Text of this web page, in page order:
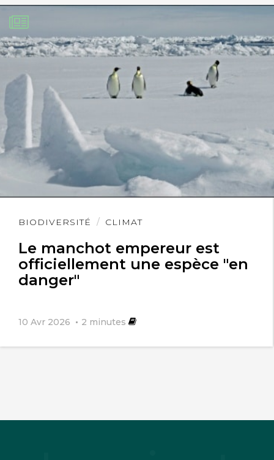
BIODIVERSITÉ CLIMAT
Le manchot empereur est
officiellement une espèce "en
danger"
10 Avr 2026 2 minutes
Lire